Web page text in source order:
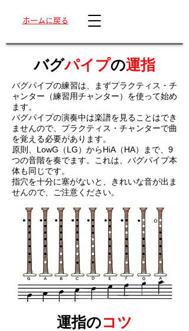
ホームに戻る
バグパイプの運指
バグパイプの練習は、まずプラクティス・チ
ャンター（練習用チャンター）を使って始め
ます。
バグパイプの演奏中は楽譜を見ることはでき
ませんので、プラクティス・チャンターで曲
を覚える必要があります。
原則、LowG（LG）からHiA（HA）まで、9
つの音階を奏でます。これは、バグパイプ本
体も同じです。
指穴を十分に塞がないと、きれいな音が出ま
せんので、ご注意ください。
運指のコツ